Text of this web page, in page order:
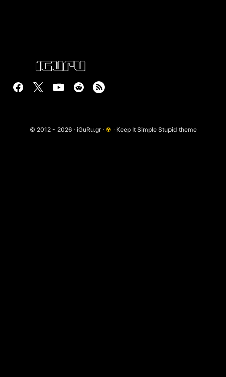
© 2012 - 2026 · iGuRu.gr · ☢ · Keep It Simple Stupid theme